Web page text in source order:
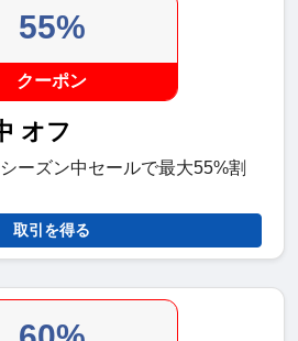
55%
クーポン
オフ
ーズン中セールで最大55%割
取引を得る